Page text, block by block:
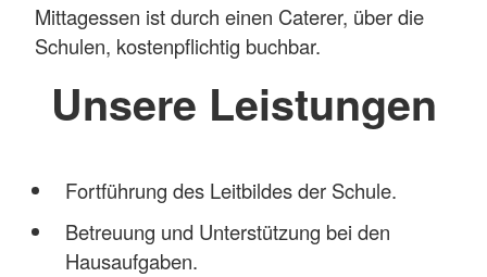
Mittagessen ist durch einen Caterer, über die
Schulen, kostenpflichtig buchbar.
Unsere Leistungen
Fortführung des Leitbildes der Schule.
Betreuung und Unterstützung bei den
Hausaufgaben.